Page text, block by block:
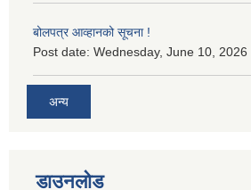
बोलपत्र आव्हानको सूचना !
Post date: Wednesday, June 10, 2026
अन्य
डाउनलोड